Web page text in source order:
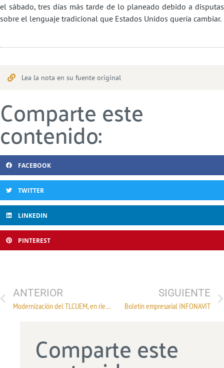
el sábado, tres días más tarde de lo planeado debido a disputas
sobre el lenguaje tradicional que Estados Unidos quería cambiar.
Lea la nota en su fuente original
Comparte este
contenido:
FACEBOOK
TWITTER
LINKEDIN
PINTEREST
ANTERIOR
Modernización del TLCUEM, en riesgo
SIGUIENTE
Boletín empresarial INFONAVIT
Comparte este